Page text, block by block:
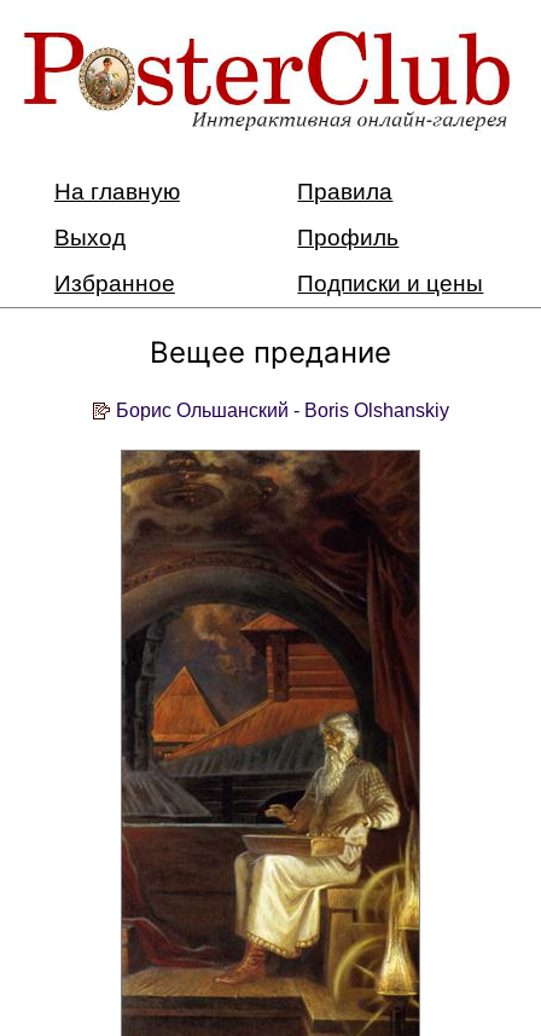
На главную
Правила
Выход
Профиль
Избранное
Подписки и цены
Вещее предание
Борис Ольшанский - Boris Olshanskiy